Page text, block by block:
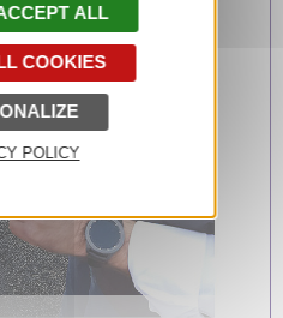
ALL
COOKIES
POLICY